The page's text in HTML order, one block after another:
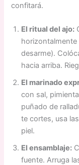
confitará.
El ritual del ajo:
horizontalmente
desarme).
hacia arriba.
El marinado
con sal,
puñado de
te cortes, usa
piel.
El ensamblaje:
fuente. Arruga